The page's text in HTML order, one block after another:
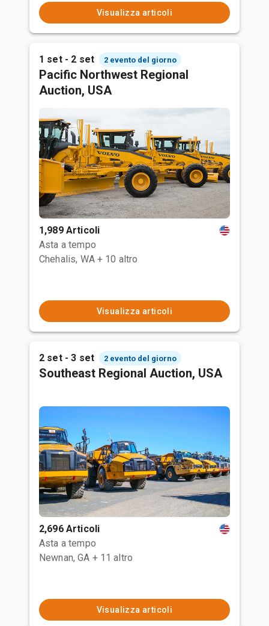
Visualizza articoli
1 set - 2 set 2 evento del giorno
Pacific Northwest Regional
Auction, USA
1,989 Articoli
Asta a tempo
Chehalis, WA + 10 altro
Visualizza articoli
2 set - 3 set 2 evento del giorno
Southeast Regional Auction, USA
2,696 Articoli
Asta a tempo
Newnan, GA + 11 altro
Visualizza articoli